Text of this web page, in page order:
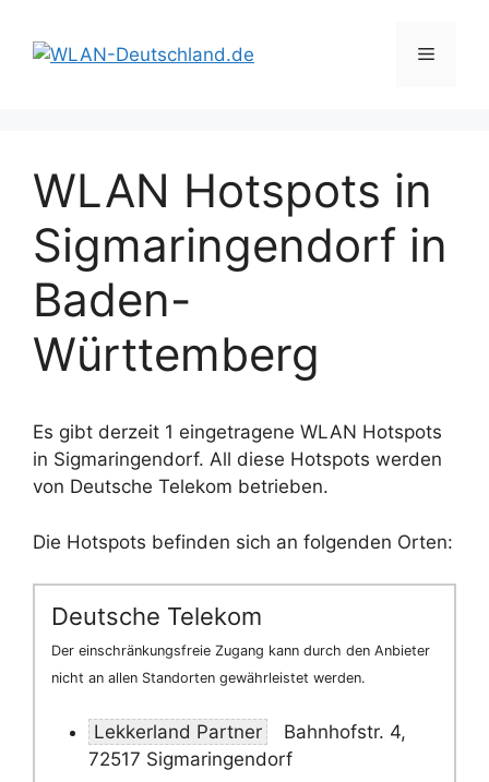
Inhalt
springen
Menü
WLAN Hotspots in
Sigmaringendorf in
Baden-
Württemberg
Es gibt derzeit 1 eingetragene WLAN Hotspots
in Sigmaringendorf. All diese Hotspots werden
von Deutsche Telekom betrieben.
Die Hotspots befinden sich an folgenden Orten:
Deutsche Telekom
Der einschränkungsfreie Zugang kann durch den Anbieter
nicht an allen Standorten gewährleistet werden.
Lekkerland Partner
Bahnhofstr. 4,
72517 Sigmaringendorf